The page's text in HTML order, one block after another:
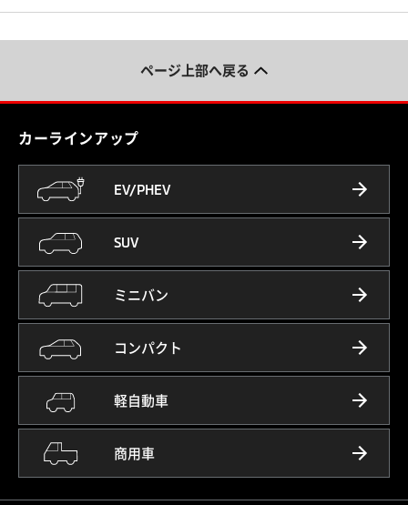
ページ上部へ戻る
カーラインアップ
EV/PHEV
SUV
ミニバン
コンパクト
軽自動車
商用車